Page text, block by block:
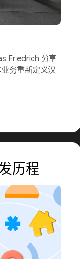
Friedrich 分享
务重新定义汉
历程